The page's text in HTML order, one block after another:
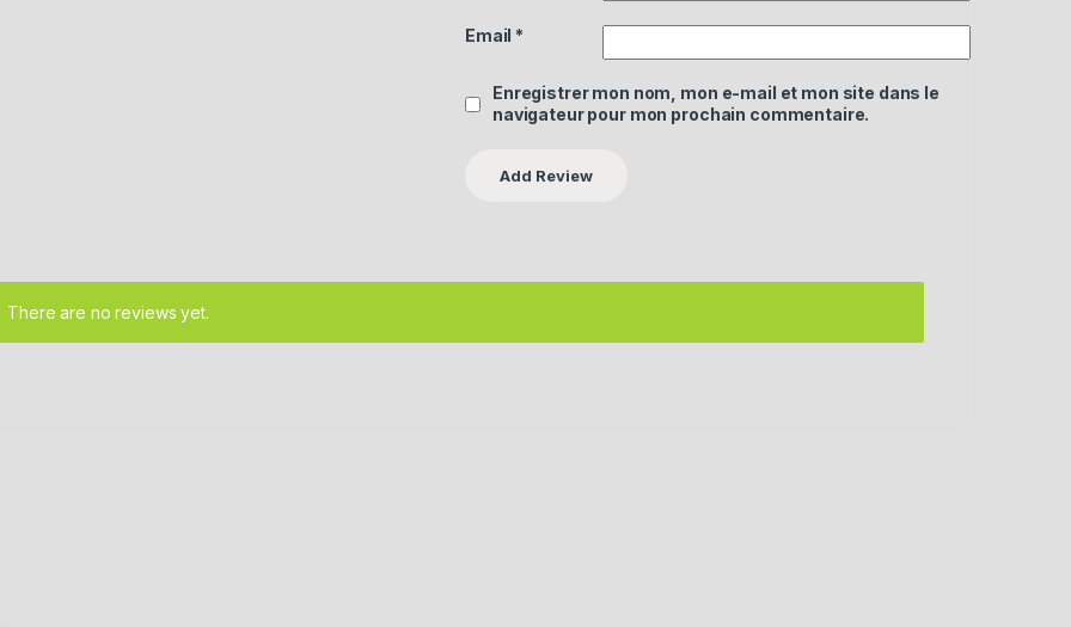
Email *
Enregistrer mon nom, mon e-mail et mon site dans le
navigateur pour mon prochain commentaire.
There are no reviews yet.